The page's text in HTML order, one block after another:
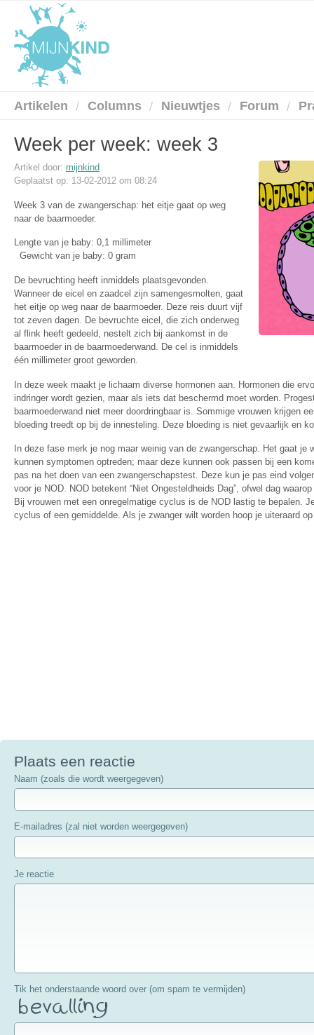
Artikelen Columns Nieuwtjes Forum
Week per week: week 3
Artikel door: mijnkind
Geplaatst op: 13-02-2012 om 08:24
Week 3 van de zwangerschap: het eitje gaat op weg
naar de baarmoeder.
Lengte van je baby: 0,1 millimeter
Gewicht van je baby: 0 gram
De bevruchting heeft inmiddels plaatsgevonden.
Wanneer de eicel en zaadcel zijn samengesmolten, gaat
het eitje op weg naar de baarmoeder. Deze reis duurt vijf
tot zeven dagen. De bevruchte eicel, die zich onderweg
al flink heeft gedeeld, nestelt zich bij aankomst in de
baarmoeder in de baarmoederwand. De cel is inmiddels
één millimeter groot geworden.
In deze week maakt je lichaam diverse hormonen aan. Hormonen die
indringer wordt gezien, maar als iets dat beschermd moet worden.
baarmoederwand niet meer doordringbaar is. Sommige vrouwen krijgen
bloeding treedt op bij de innesteling. Deze bloeding is niet gevaarlijk en
In deze fase merk je nog maar weinig van de zwangerschap. Het gaat je
kunnen symptomen optreden; maar deze kunnen ook passen bij een
pas na het doen van een zwangerschapstest. Deze kun je pas eind
voor je NOD. NOD betekent “Niet Ongesteldheids Dag”, ofwel dag
Bij vrouwen met een onregelmatige cyclus is de NOD lastig te bepalen.
cyclus of een gemiddelde. Als je zwanger wilt worden hoop je uiteraard
Plaats een reactie
Naam (zoals die wordt weergegeven)
E-mailadres (zal niet worden weergegeven)
Je reactie
Tik het onderstaande woord over (om spam te vermijden)